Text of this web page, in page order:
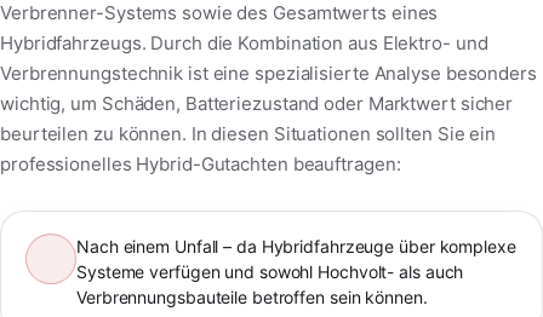
Verbrenner-Systems sowie des Gesamtwerts eines
Hybridfahrzeugs. Durch die Kombination aus Elektro- und
Verbrennungstechnik ist eine spezialisierte Analyse besonders
wichtig, um Schäden, Batteriezustand oder Marktwert sicher
beurteilen zu können. In diesen Situationen sollten Sie ein
professionelles Hybrid-Gutachten beauftragen:
Nach einem Unfall – da Hybridfahrzeuge über komplexe
Systeme verfügen und sowohl Hochvolt- als auch
Verbrennungsbauteile betroffen sein können.